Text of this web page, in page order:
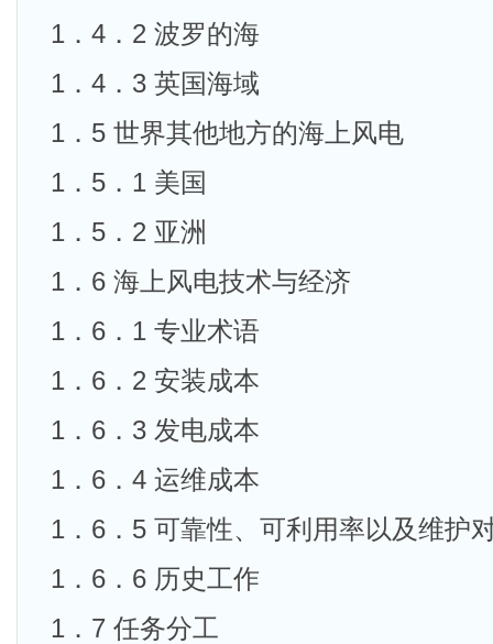
1．4．2 波罗的海
1．4．3 英国海域
1．5 世界其他地方的海上风电
1．5．1 美国
1．5．2 亚洲
1．6 海上风电技术与经济
1．6．1 专业术语
1．6．2 安装成本
1．6．3 发电成本
1．6．4 运维成本
1．6．5 可靠性、可利用率以及维护
1．6．6 历史工作
1．7 任务分工